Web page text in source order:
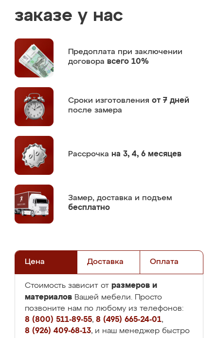
заказе у нас
Предоплата при заключении
договора всего 10%
Сроки изготовления от 7 дней
после замера
Рассрочка на 3, 4, 6 месяцев
Замер, доставка и подъем
бесплатно
Цена Доставка Оплата
Стоимость зависит от размеров и
материалов Вашей мебели. Просто
позвоните нам по любому из телефонов:
8 (800) 511-89-55, 8 (495) 665-24-01,
8 (926) 409-68-13, и наш менеджер быстро